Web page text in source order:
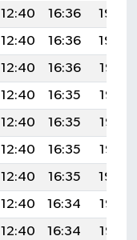
12:40 16:36
19:59
12:40 16:36
19:59
12:40 16:36
19:58
12:40 16:35
19:57
12:40 16:35
19:56
12:40 16:35
19:55
12:40 16:35
19:54
12:40 16:34
19:53
12:40 16:34
19:52